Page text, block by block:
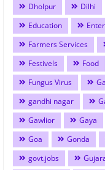
Dholpur
Dilhi
Education
Farmers Services
Festivels
Food
Fungus Virus
gandhi nagar
Gawlior
Gaya
Goa
Gonda
govt.jobs